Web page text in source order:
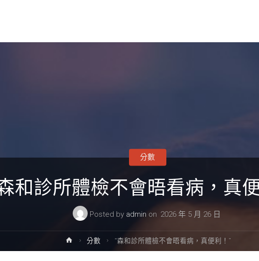
和診所體檢不會晤看病，真
Posted by admin on 2026 年 5 月 26 日
分數
Home分數 “森和診所體檢不會晤看病，真便利！”